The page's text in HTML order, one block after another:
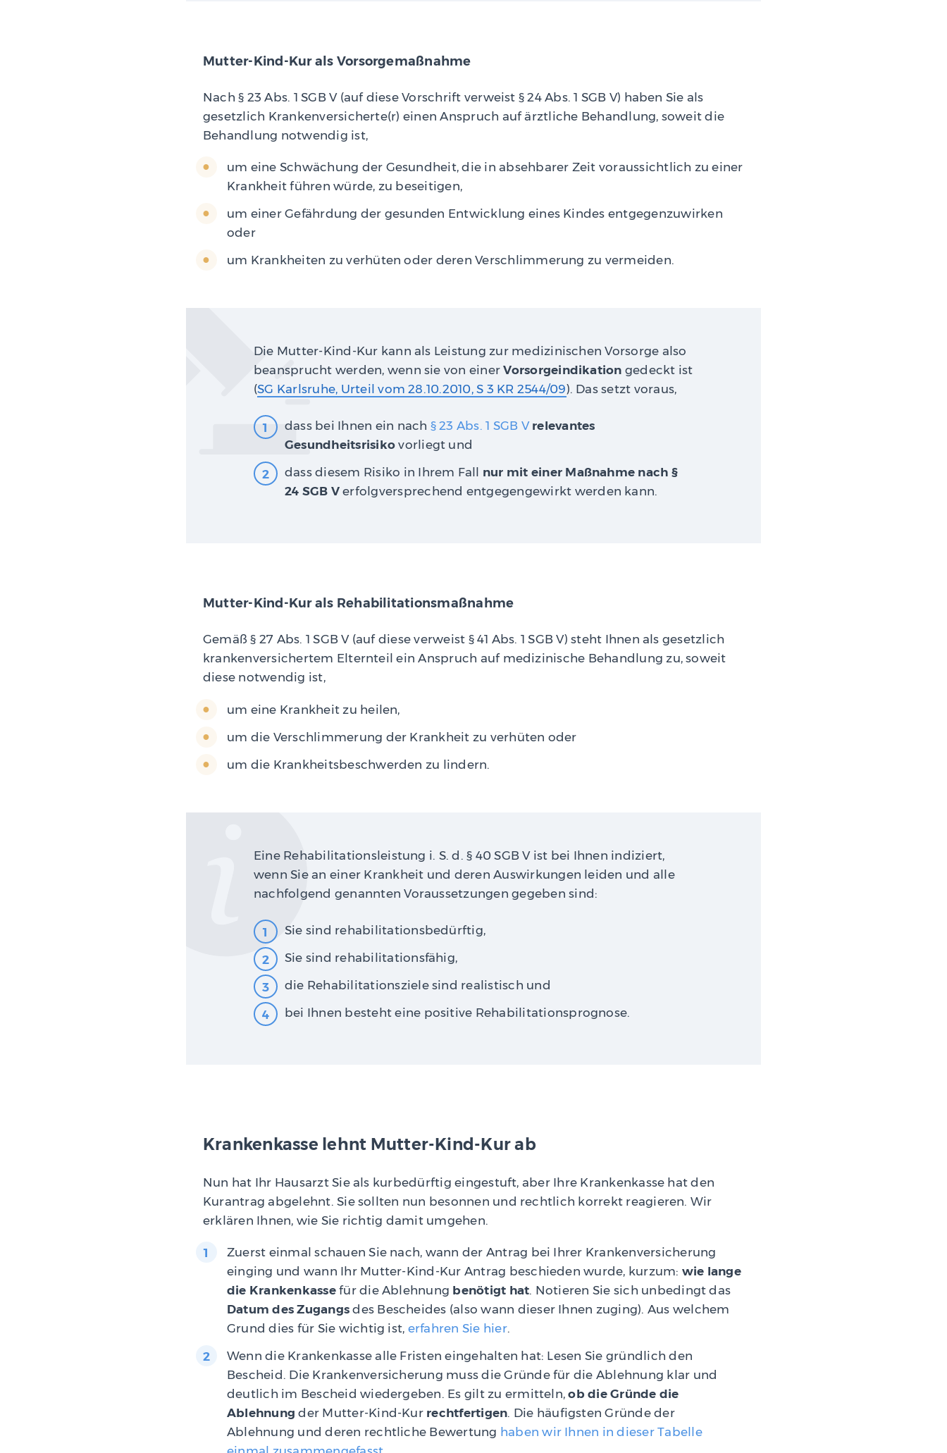
Mutter-Kind-Kur als Vorsorgemaßnahme
Nach § 23 Abs. 1 SGB V (auf diese Vorschrift verweist § 24 Abs. 1 SGB V) haben Sie als
gesetzlich Krankenversicherte(r) einen Anspruch auf ärztliche Behandlung, soweit die
Behandlung notwendig ist,
um eine Schwächung der Gesundheit, die in absehbarer Zeit voraussichtlich zu einer
Krankheit führen würde, zu beseitigen,
um einer Gefährdung der gesunden Entwicklung eines Kindes entgegenzuwirken
oder
um Krankheiten zu verhüten oder deren Verschlimmerung zu vermeiden.
Die Mutter-Kind-Kur kann als Leistung zur medizinischen Vorsorge also
beansprucht werden, wenn sie von einerVorsorgeindikation gedeckt ist
(SG Karlsruhe, Urteil vom 28.10.2010, S 3 KR 2544/09). Das setzt voraus,
dass bei Ihnen ein nach § 23 Abs. 1 SGB V relevantes
Gesundheitsrisiko vorliegt und
dass diesem Risiko in Ihrem Fall nur mit einer Maßnahme nach §
24 SGB Verfolgversprechend entgegengewirkt werden kann.
Mutter-Kind-Kur als Rehabilitationsmaßnahme
Gemäß § 27 Abs. 1 SGB V (auf diese verweist § 41 Abs. 1 SGB V) steht Ihnen als gesetzlich
krankenversichertem Elternteil ein Anspruch auf medizinische Behandlung zu, soweit
diese notwendig ist,
um eine Krankheit zu heilen,
um die Verschlimmerung der Krankheit zu verhüten oder
um die Krankheitsbeschwerden zu lindern.
Eine Rehabilitationsleistung i. S. d. § 40 SGB V ist bei Ihnen indiziert,
wenn Sie an einer Krankheit und deren Auswirkungen leiden und alle
nachfolgend genannten Voraussetzungen gegeben sind:
Sie sind rehabilitationsbedürftig,
Sie sind rehabilitationsfähig,
die Rehabilitationsziele sind realistisch und
bei Ihnen besteht eine positive Rehabilitationsprognose.
Krankenkasse lehnt Mutter-Kind-Kur ab
Nun hat Ihr Hausarzt Sie als kurbedürftig eingestuft, aber Ihre Krankenkasse hat den
Kurantrag abgelehnt. Sie sollten nun besonnen und rechtlich korrekt reagieren. Wir
erklären Ihnen, wie Sie richtig damit umgehen.
Zuerst einmal schauen Sie nach, wann der Antrag bei Ihrer Krankenversicherung
einging und wann Ihr Mutter-Kind-Kur Antrag beschieden wurde, kurzum: wie lange
die Krankenkassefür die Ablehnung benötigt hat. Notieren Sie sich unbedingt das
Datum des Zugangs des Bescheides (also wann dieser Ihnen zuging). Aus welchem
Grund dies für Sie wichtig ist, erfahren Sie hier.
Wenn die Krankenkasse alle Fristen eingehalten hat: Lesen Sie gründlich den
Bescheid. Die Krankenversicherung muss die Gründe für die Ablehnung klar und
deutlich im Bescheid wiedergeben. Es gilt zu ermitteln,ob die Gründe die
Ablehnung der Mutter-Kind-Kur rechtfertigen. Die häufigsten Gründe der
Ablehnung und deren rechtliche Bewertung haben wir Ihnen in dieser Tabelle